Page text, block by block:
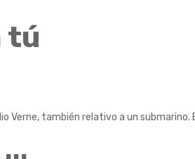
tú
también relativo a un